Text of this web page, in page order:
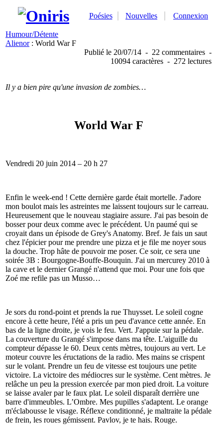
Poésies Nouvelles Connexion
Humour/Détente
Alienor: World War F
Publié le 20/07/14 - 22 commentaires -
10094 caractères - 272 lectures
Il y a bien pire qu'une invasion de zombies…
World War F
Vendredi 20 juin 2014 – 20 h 27
Enfin le week-end ! Cette dernière garde était mortelle. J'adore
mon boulot mais les astreintes me laissent toujours sur le carreau.
Heureusement que le nouveau stagiaire assure. J'ai pas besoin de
bosser pour deux comme avec le précédent. Un paumé qui se
croyait dans un épisode de Grey's Anatomy. Bref. Je fais un saut
chez l'épicier pour me prendre une pizza et je file me noyer sous
la douche. Trop hâte de pouvoir me poser. Ce soir, ce sera une
soirée 3B : Bourgogne-Bouffe-Bouquin. J'ai un mercurey 2010 à
la cave et le dernier Grangé n'attend que moi. Pour une fois que
Zoé me refile pas un Musso…
Je sors du rond-point et prends la rue Thuysset. Le soleil cogne
encore à cette heure, l'été a pris un peu d'avance cette année. En
bas de la ligne droite, je vois le feu. Vert. J'appuie sur la pédale.
La couverture du Grangé s'impose dans ma tête. L'aiguille du
compteur dépasse le 60. Deux cents mètres, toujours au vert. Le
moteur couvre les éructations de la radio. Mes mains se crispent
sur le volant. Prendre un feu de vitesse est toujours une petite
victoire. La victoire des médiocres sur le système. Cent mètres. Je
relâche un peu la pression exercée par mon pied droit. La voiture
se laisse avaler par le faux plat. Le soleil disparaît derrière une
barre d'immeubles. L’Ombre. Mes pupilles s'adaptent. Le orange
m'éclabousse le visage. Réflexe conditionné, je maltraite la pédale
de frein, les roues gémissent. Pavlov, je te hais. Rouge.